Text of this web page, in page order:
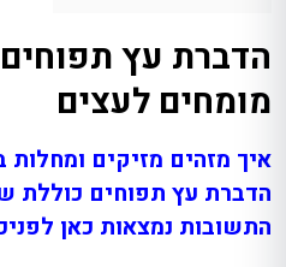
הדברת עץ תפוחים
מומחים לעצים
איך מזהים מזיקים
הדברת עץ תפוחים כוללת
התשובות נמצאות כאן